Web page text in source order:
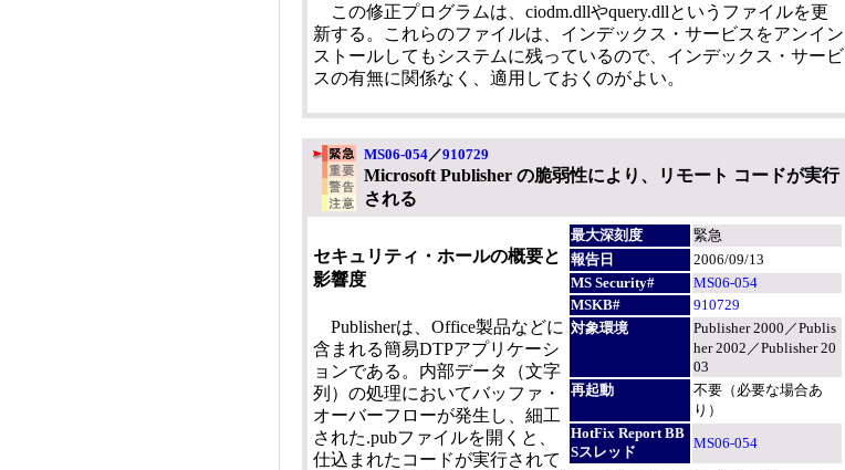
この修正プログラムは、ciodm.dllやquery.dllというファイルを更
新する。これらのファイルは、インデックス・サービスをアンイン
ストールしてもシステムに残っているので、インデックス・サービ
スの有無に関係なく、適用しておくのがよい。
MS06-054／910729
Microsoft Publisher の脆弱性により、リモート コードが実行
される
最大深刻度
緊急
報告日
2006/09/13
MS Security#
MS06-054
MSKB#
910729
対象環境
Publisher 2000／Publis
her 2002／Publisher 20
03
再起動
不要（必要な場合あ
り）
HotFix Report BB
Sスレッド
MS06-054
セキュリティ・ホールの概要と
影響度
Publisherは、Office製品などに
含まれる簡易DTPアプリケーシ
ョンである。内部データ（文字
列）の処理においてバッファ・
オーバーフローが発生し、細工
された.pubファイルを開くと、
仕込まれたコードが実行されて